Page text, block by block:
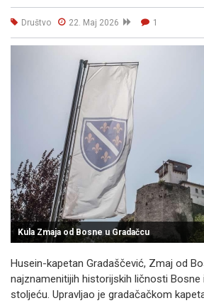
Društvo 22. Maj 2026 1
Kula Zmaja od Bosne u Gradačcu
Husein-kapetan Gradaščević, Zmaj od
najznamenitijih historijskih ličnosti Bosne
stoljeću. Upravljao je gradačačkom